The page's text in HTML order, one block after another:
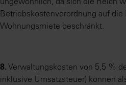
Betriebskostenverordnung auf die
Wohnungsmiete beschränkt.
8. Verwaltungskosten von 5,5 %
inklusive Umsatzsteuer) können